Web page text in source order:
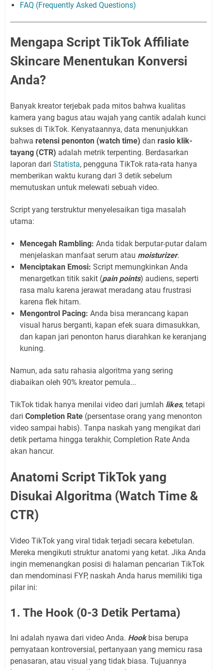
FAQ (Frequently Asked Questions)
Mengapa Script TikTok Affiliate
Skincare Menentukan Konversi
Anda?
Banyak kreator terjebak pada mitos bahwa kualitas
kamera yang bagus atau wajah yang cantik adalah kunci
sukses di TikTok. Kenyataannya, data menunjukkan
bahwa retensi penonton (watch time) dan rasio klik-
tayang (CTR) adalah metrik terpenting. Berdasarkan
laporan dari Statista, pengguna TikTok rata-rata hanya
memberikan waktu kurang dari 3 detik sebelum
memutuskan untuk melewati sebuah video.
Script yang terstruktur menyelesaikan tiga masalah
utama:
Mencegah Rambling: Anda tidak berputar-putar dalam
menjelaskan manfaat serum atau moisturizer.
Menciptakan Emosi: Script memungkinkan Anda
menargetkan titik sakit (pain points) audiens, seperti
rasa malu karena jerawat meradang atau frustrasi
karena flek hitam.
Mengontrol Pacing: Anda bisa merancang kapan
visual harus berganti, kapan efek suara dimasukkan,
dan kapan jari penonton harus diarahkan ke keranjang
kuning.
Namun, ada satu rahasia algoritma yang sering
diabaikan oleh 90% kreator pemula...
TikTok tidak hanya menilai video dari jumlah likes, tetapi
dari Completion Rate (persentase orang yang menonton
video sampai habis). Tanpa naskah yang mengikat dari
detik pertama hingga terakhir, Completion Rate Anda
akan hancur.
Anatomi Script TikTok yang
Disukai Algoritma (Watch Time &
CTR)
Video TikTok yang viral tidak terjadi secara kebetulan.
Mereka mengikuti struktur anatomi yang ketat. Jika Anda
ingin memenangkan posisi di halaman pencarian TikTok
dan mendominasi FYP, naskah Anda harus memiliki tiga
pilar ini:
1. The Hook (0-3 Detik Pertama)
Ini adalah nyawa dari video Anda. Hookbisa berupa
pernyataan kontroversial, pertanyaan yang memicu rasa
penasaran, atau visual yang tidak biasa. Tujuannya